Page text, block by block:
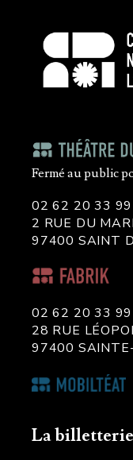
Fermé au public
02 62 20 33 99
2 RUE DU
97400 SAINT
02 62 20 33 99
28 RUE
97400
La billetterie